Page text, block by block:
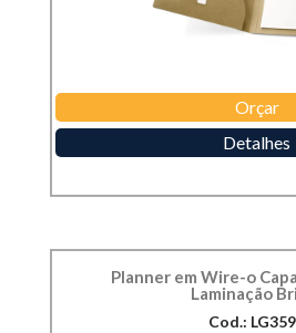
Orçar
Detalhes
Planner em Wire-o
Laminação
Cod.: